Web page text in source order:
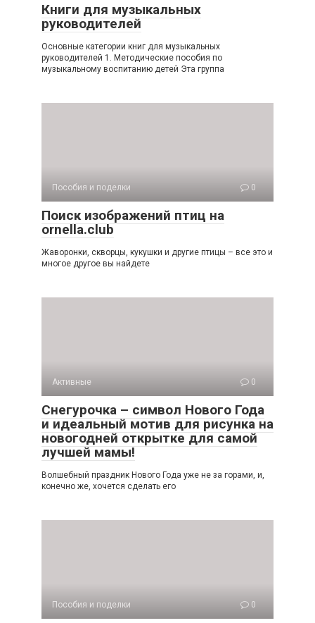
Книги для музыкальных
руководителей
Основные категории книг для музыкальных
руководителей 1. Методические пособия по
музыкальному воспитанию детей Эта группа
Пособия и поделки 0
Поиск изображений птиц на
ornella.club
Жаворонки, скворцы, кукушки и другие птицы – все это и
многое другое вы найдете
Активные 0
Снегурочка – символ Нового Года
и идеальный мотив для рисунка на
новогодней открытке для самой
лучшей мамы!
Волшебный праздник Нового Года уже не за горами, и,
конечно же, хочется сделать его
Пособия и поделки 0